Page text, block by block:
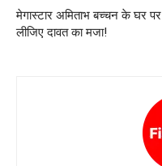
मेगास्‍टार अमिताभ बच्‍चन के घर पर
लीजिए दावत का मजा!